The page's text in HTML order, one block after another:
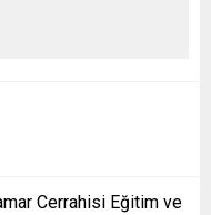
Cerrahisi Eğitim ve